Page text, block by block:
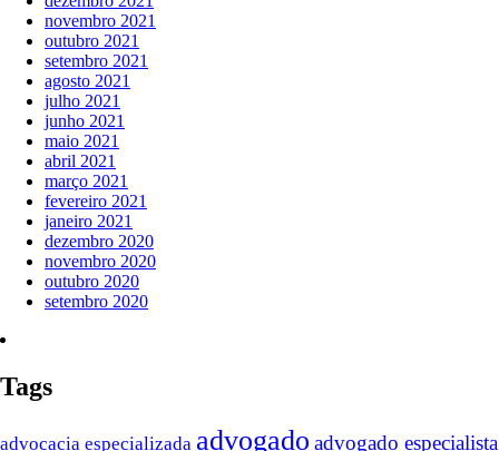
novembro 2021
outubro 2021
setembro 2021
agosto 2021
julho 2021
junho 2021
maio 2021
abril 2021
março 2021
fevereiro 2021
janeiro 2021
dezembro 2020
novembro 2020
outubro 2020
setembro 2020
Tags
advocacia especializada advogado advogado especialista